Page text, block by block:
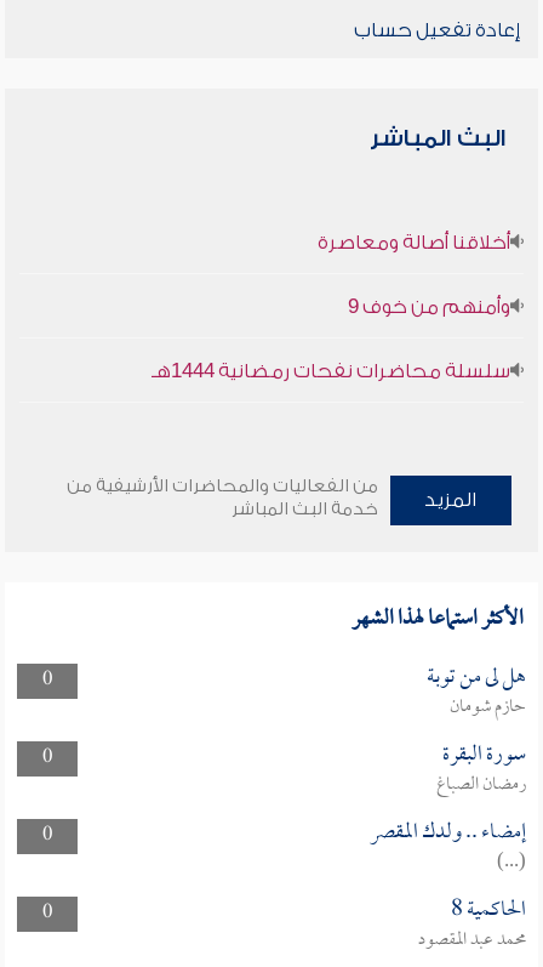
إعادة تفعيل حساب
البث المباشر
أخلاقنا أصالة ومعاصرة
وأمنهم من خوف 9
سلسلة محاضرات نفحات رمضانية 1444هـ
المزيد
من الفعاليات والمحاضرات الأرشيفية من
خدمة البث المباشر
الأكثر استماعا لهذا الشهر
0 هل لى من توبة
حازم شومان
0
سورة البقرة
رمضان الصباغ
0
إمضاء .. ولدك المقصر
(...)
0
الحاكمية 8
محمد عبد المقصود